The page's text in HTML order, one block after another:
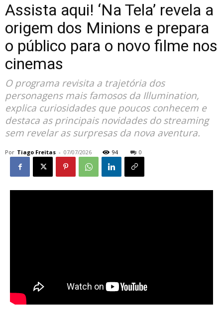
Assista aqui! ‘Na Tela’ revela a
origem dos Minions e prepara
o público para o novo filme nos
cinemas
O programa revisita a trajetória dos
personagens mais famosos da Illumination,
explica curiosidades que poucos conhecem e
destaca as principais novidades do streaming
sem revelar as surpresas da nova aventura.
Por Tiago Freitas - 07/07/2026 94 0